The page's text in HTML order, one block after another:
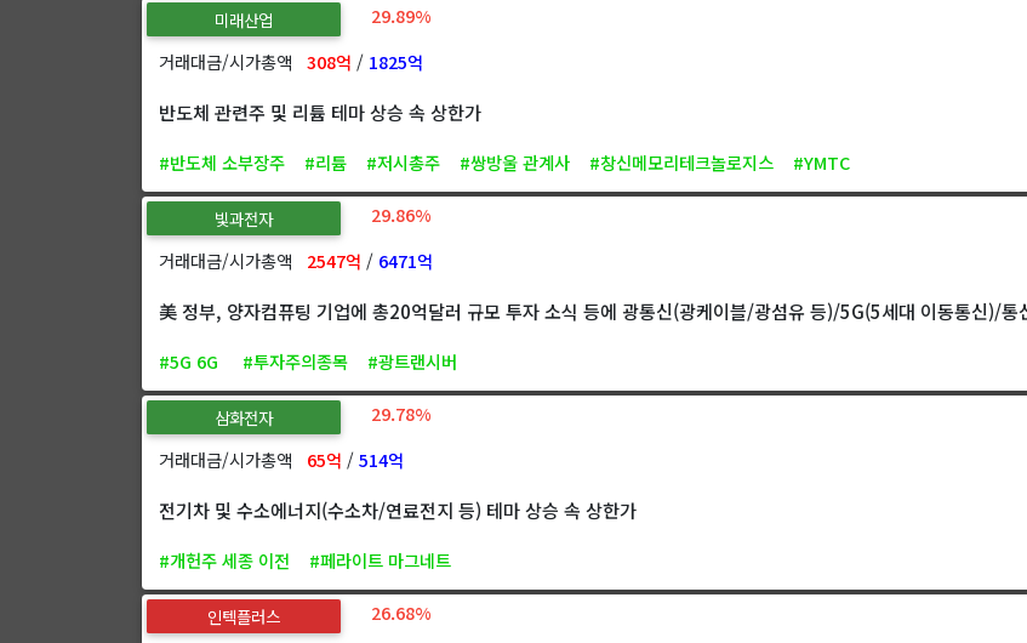
미래산업
29.89%
거래대금/시가총액 308억 / 1825억
반도체 관련주 및 리튬 테마 상승 속 상한가
#반도체 소부장주 #리튬 #저시총주 #쌍방울 관계사 #창신메모리테크놀로지스 #YMTC
빛과전자
29.86%
거래대금/시가총액 2547억 / 6471억
美 정부, 양자컴퓨팅 기업에 총20억달러 규모 투자 소식 등에 광통신(광케이블/광섬유 등)/5G(5세대 이동통신)/통
#5G 6G #투자주의종목 #광트랜시버
삼화전자
29.78%
거래대금/시가총액 65억 /514억
전기차 및 수소에너지(수소차/연료전지 등) 테마 상승 속 상한가
#개헌주 세종 이전 #페라이트 마그네트
인텍플러스
26.68%